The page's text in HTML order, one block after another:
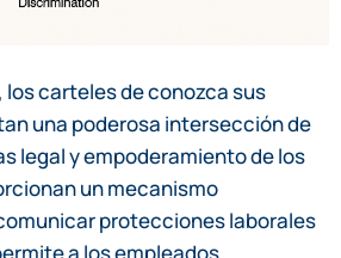
carteles de conozca sus
una poderosa intersección de
legal y empoderamiento de los
un mecanismo
protecciones laborales